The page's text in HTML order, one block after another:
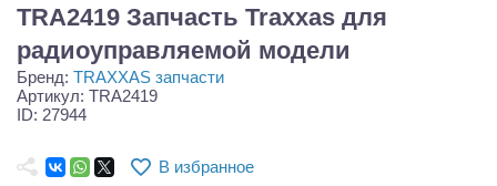
Квадрокоптеры
Конструкторы
TRA2419 Запчасть Traxxas для
радиоуправляемой модели
Бренд: TRAXXAS запчасти
Артикул: TRA2419
ID: 27944
В избранное